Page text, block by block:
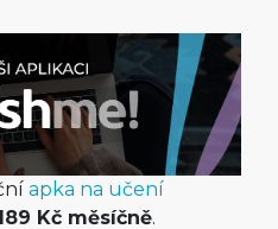
apka na učení
Kč měsíčně.